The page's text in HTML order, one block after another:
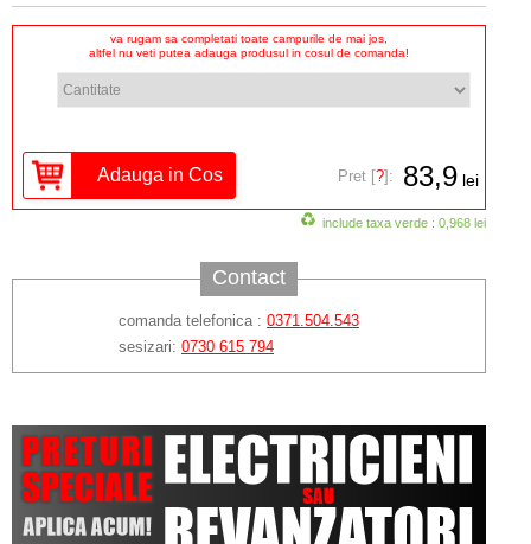
va rugam sa completati toate campurile de mai jos,
altfel nu veti putea adauga produsul in cosul de comanda!
Pret [?]: 83,9 lei
include taxa verde : 0,968 lei
Contact
comanda telefonica : 0371.504.543
sesizari: 0730 615 794